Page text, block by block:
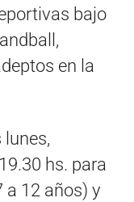
bajo
en la
hs. para
a 12 años) y